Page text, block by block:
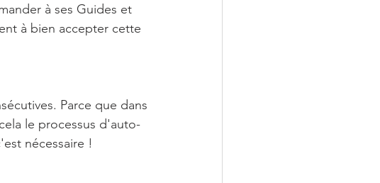
à ses Guides et
à bien accepter cette
Parce que dans
le processus d'auto-
nécessaire !